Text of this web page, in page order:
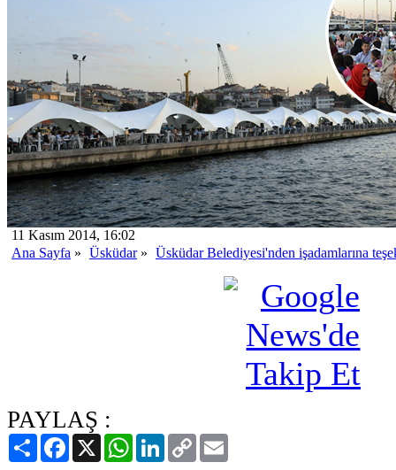
11 Kasım 2014, 16:02
Ana Sayfa » Üsküdar» Üsküdar Belediyesi'nden işadamlarına
PAYLAŞ :
PaylaşFacebook
X WhatsAppLinkedIn
Copy
Link